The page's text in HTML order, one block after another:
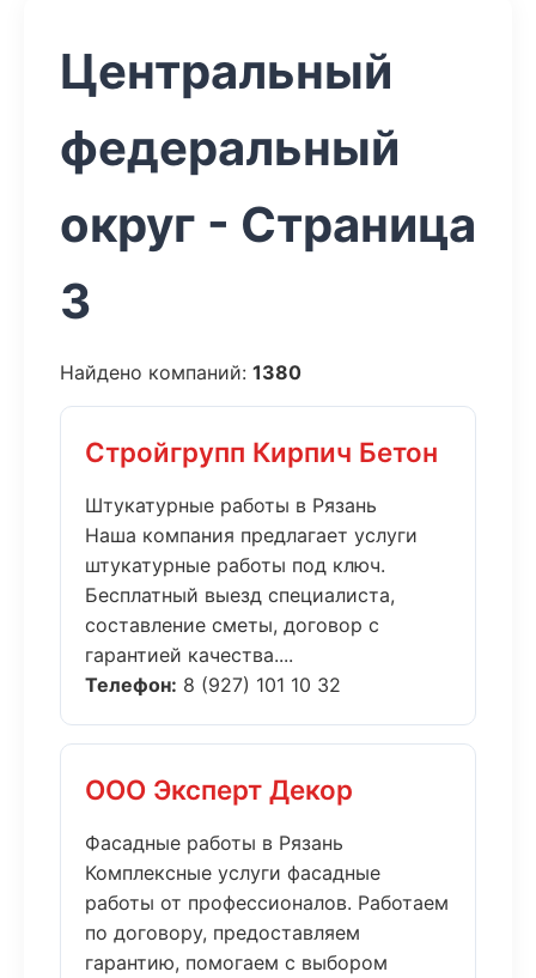
Центральный
федеральный
округ - Страница
3
Найдено компаний: 1380
Стройгрупп Кирпич Бетон
Штукатурные работы в Рязань
Наша компания предлагает услуги
штукатурные работы под ключ.
Бесплатный выезд специалиста,
составление сметы, договор с
гарантией качества....
Телефон: 8 (927) 101 10 32
ООО Эксперт Декор
Фасадные работы в Рязань
Комплексные услуги фасадные
работы от профессионалов. Работаем
по договору, предоставляем
гарантию, помогаем с выбором